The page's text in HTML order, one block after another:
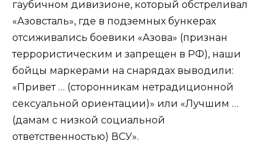
гаубичном дивизионе, который обстреливал
«Азовсталь», где в подземных бункерах
отсиживались боевики «Азова» (признан
террористическим и запрещен в РФ), наши
бойцы маркерами на снарядах выводили:
«Привет … (сторонникам нетрадиционной
сексуальной ориентации)» или «Лучшим …
(дамам с низкой социальной
ответственностью) ВСУ».